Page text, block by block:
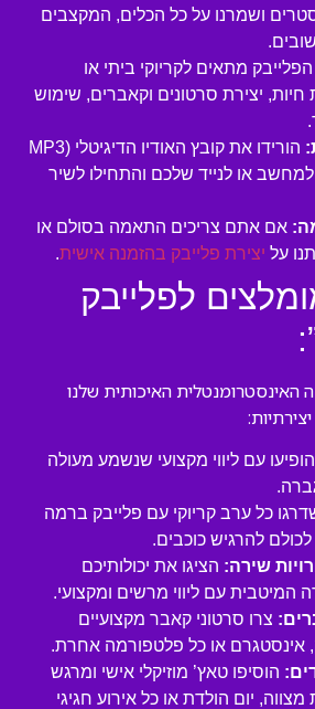
ושמרנו על כל הכלים, המקצבים
הפלייבק מתאים לקריוקי ביתי או
חיות, יצירת סרטונים וקאברים, שימוש
הורידו את קובץ האודיו הדיגיטלי (MP3
למחשב או לנייד שלכם והתחילו לשיר
אם אתם צריכים התאמה בסולם או
על יצירת פלייבק בהזמנה אישית.
לפלייבק
האיכותית שלנו
הופיעו עם ליווי מקצועי שנשמע מעולה
כל ערב קריוקי עם פלייבק ברמה
להרגיש כוכבים.
שירה: הציגו את יכולותיכם
המיטבית עם ליווי מרשים ומקצועי.
צרו סרטוני קאבר מקצועיים
אינסטגרם או כל פלטפורמה אחרת.
הוסיפו טאץ’ מוזיקלי אישי ומרגש
יום הולדת או כל אירוע חגיגי